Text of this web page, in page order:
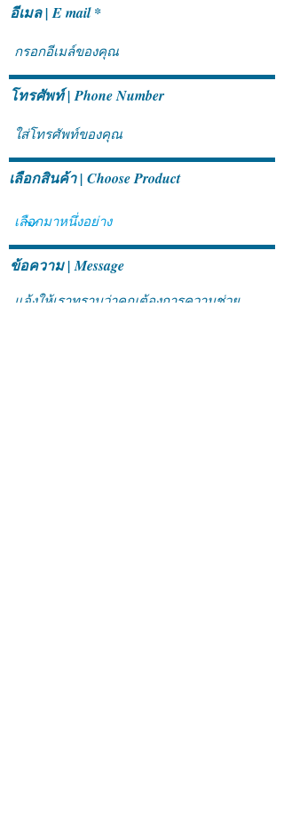
อีเมล | E mail
โทรศัพท์ | Phone Number
เลือกสินค้า | Choose Product
ข้อความ | Message